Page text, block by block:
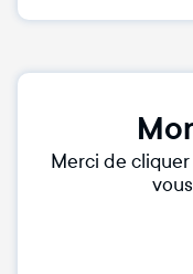
Merci de